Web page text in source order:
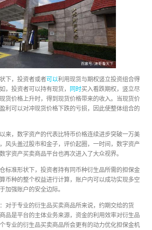
下，投资者或者可以利用现货与期权竖立投资组合得
，投资者可以持有现货， 同时买入看跌期权，竖立尽
货价格上升时，得到现货价格带来的收入。当现货价
利可以对冲现货价格下跌的亏损，因此使整体组合的
来，数字资产的代表比特币价格连续进步突破一万美
风头盖过股市和金子，评价起圈，一时间，数字资产
字资产买卖商品平台也再次进入了大众视界。
标准形状下，投资者持有同币种衍生品所需的担保金
币种的整个权益进行计算，账户内可以成功实现多空
加强账户的安全边际。
对于专业的衍生品买卖商品所来说，约期交给的货
品是平台的主体业务来源，资金的利用效率对衍生品
专业的衍生品买卖商品所会更有的动力优化担保金机